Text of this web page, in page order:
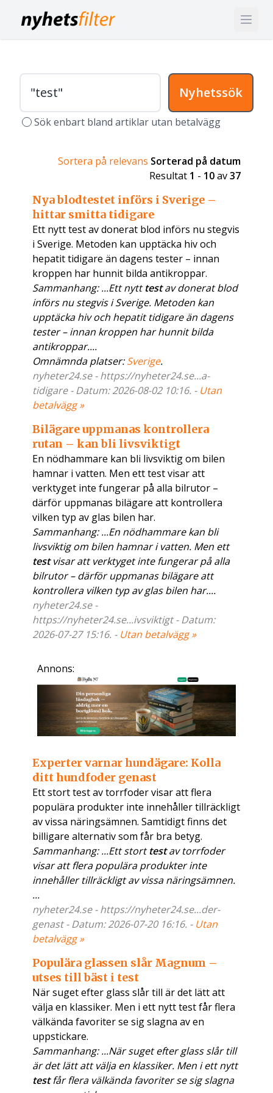
Nyhetssök
Sök enbart bland artiklar utan betalvägg
Sortera på relevans Sorterad på datum
Resultat 1 - 10av37
Nya blodtestet införs i Sverige –
hittar smitta tidigare
Ett nytt test av donerat blod införs nu stegvis
i Sverige. Metoden kan upptäcka hiv och
hepatit tidigare än dagens tester – innan
kroppen har hunnit bilda antikroppar.
Sammanhang: ...Ett nytttestav donerat blod
införs nu stegvis i Sverige. Metoden kan
upptäcka hiv och hepatit tidigare än dagens
tester – innan kroppen har hunnit bilda
antikroppar....
Omnämnda platser:Sverige.
nyheter24.se - https://nyheter24.se...a-
tidigare - Datum: 2026-08-02 10:16. - Utan
betalvägg »
Bilägare uppmanas kontrollera
rutan – kan bli livsviktigt
En nödhammare kan bli livsviktig om bilen
hamnar i vatten. Men ett test visar att
verktyget inte fungerar på alla bilrutor –
därför uppmanas bilägare att kontrollera
vilken typ av glas bilen har.
Sammanhang: ...En nödhammare kan bli
livsviktig om bilen hamnar i vatten. Men ett
testvisar att verktyget inte fungerar på alla
bilrutor – därför uppmanas bilägare att
kontrollera vilken typ av glas bilen har....
nyheter24.se -
https://nyheter24.se...ivsviktigt - Datum:
2026-07-27 15:16. - Utan betalvägg »
Annons:
Experter varnar hundägare: Kolla
ditt hundfoder genast
Ett stort test av torrfoder visar att flera
populära produkter inte innehåller tillräckligt
av vissa näringsämnen. Samtidigt finns det
billigare alternativ som får bra betyg.
Sammanhang: ...Ett storttestav torrfoder
visar att flera populära produkter inte
innehåller tillräckligt av vissa näringsämnen.
...
nyheter24.se - https://nyheter24.se...der-
genast - Datum: 2026-07-20 16:16. - Utan
betalvägg »
Populära glassen slår Magnum –
utses till bäst i test
När suget efter glass slår till är det lätt att
välja en klassiker. Men i ett nytt test får flera
välkända favoriter se sig slagna av en
uppstickare.
Sammanhang: ...När suget efter glass slår till
är det lätt att välja en klassiker. Men i ett nytt
testfår flera välkända favoriter se sig slagna